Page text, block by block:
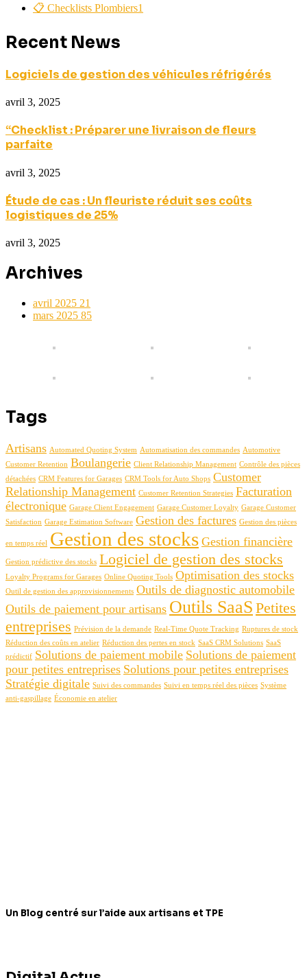
📋 Checklists Plombiers1
Recent News
Logiciels de gestion des véhicules réfrigérés
avril 3, 2025
“Checklist : Préparer une livraison de fleurs
parfaite
avril 3, 2025
Étude de cas : Un fleuriste réduit ses coûts
logistiques de 25%
avril 3, 2025
Archives
avril 2025 21
mars 2025 85
Tags
Artisans Automated Quoting System Automatisation des commandes Automotive
Customer Retention Boulangerie Client Relationship Management Contrôle des pièces
détachées CRM Features for Garages CRM Tools for Auto Shops Customer
Relationship Management Customer Retention Strategies Facturation
électronique Garage Client Engagement Garage Customer Loyalty Garage Customer
Satisfaction Garage Estimation Software Gestion des factures Gestion des pièces
en temps réel Gestion des stocks Gestion financière
Gestion prédictive des stocks Logiciel de gestion des stocks
Loyalty Programs for Garages Online Quoting Tools Optimisation des stocks
Outil de gestion des approvisionnements Outils de diagnostic automobile
Outils de paiement pour artisans Outils SaaS Petites
entreprises Prévision de la demande Real-Time Quote Tracking Ruptures de stock
Réduction des coûts en atelier Réduction des pertes en stock SaaS CRM Solutions SaaS
prédictif Solutions de paiement mobile Solutions de paiement
pour petites entreprises Solutions pour petites entreprises
Stratégie digitale Suivi des commandes Suivi en temps réel des pièces Système
anti-gaspillage Économie en atelier
Un Blog centré sur l’aide aux artisans et TPE